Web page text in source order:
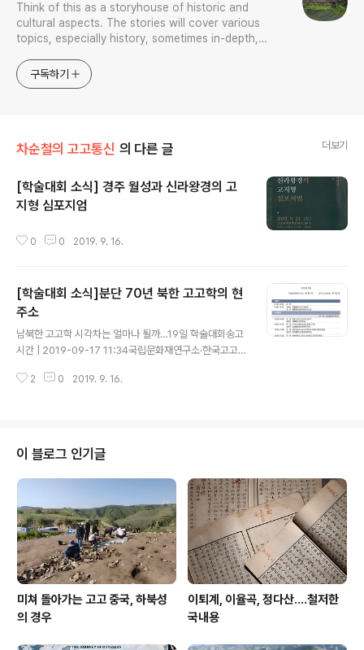
Think of this as a storyhouse of historic and
cultural aspects. The stories will cover various
topics, especially history, sometimes in-depth,
approach will be to resist any common sense or
generalized viewpoint
구독하기
차순철의 고고통신 의 다른 글 더보기
[학술대회 소식] 경주 월성과 신라왕경의 고
지형 심포지엄
0 0 2019. 9. 16.
[학술대회 소식]분단 70년 북한 고고학의 현
주소
남북한 고고학 시각차는 얼마나 될까…19일 학술대회송고
시간 | 2019-09-17 11:34국립문화재연구소·한국고고학
2 0 2019. 9. 16.
이 블로그 인기글
미쳐 돌아가는 고고 중국, 하북성
의 경우
이퇴계, 이율곡, 정다산....철저한
국내용